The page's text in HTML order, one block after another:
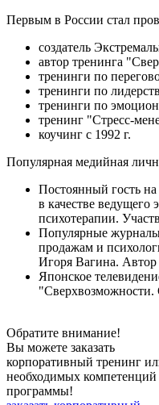
Первым в России стал
создатель
автор тренинга
тренинги по
тренинги по
тренинги по
тренинг "Стресс-
коучинг с 1992 г.
Популярная медийная
Постоянный гость
в качестве ведущего
психотерапии.
Популярные
продажам и
Игоря Вагина. Автор
Японское
"Сверхвозможности.
Обратите внимание!
Вы можете заказать
корпоративный тренинг
необходимых
программы!